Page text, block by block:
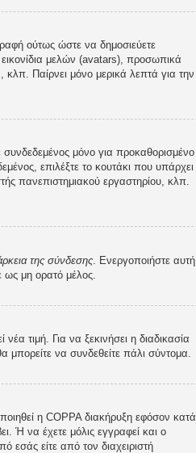
ούτως ώστε να δημοσιεύετε
μελών (avatars), προσωπικά
Παίρνει μόνο μερικά λεπτά για την
μόνο για προκαθορισμένο
επιλέξτε το κουτάκι που υπάρχει
πανεπιστημιακού εργαστηρίου, κλπ.
της σύνδεσης . Ενεργοποιήστε αυτή
ως μη ορατό μέλος.
τιμή. Για να ξεκινήσει η διαδικασία
μπορείτε να συνδεθείτε πάλι σύντομα.
η COPPA διακήρυξη εφόσον κατά
Ή να έχετε μόλις εγγραφεί και ο
εσάς είτε από τον διαχειριστή